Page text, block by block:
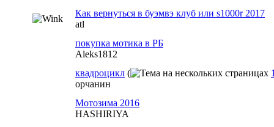
Как вернуться в буэмвэ клуб или s1000r 2017
atl
покупка мотика в РБ
Aleks1812
квадроцикл (
орчанин
Мотозима 2016
HASHIRIYA